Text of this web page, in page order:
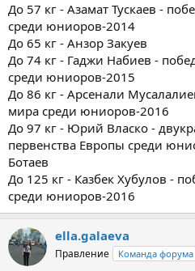
До 57 кг - Азамат Тускаев -
среди юниоров-2014
До 65 кг - Анзор Закуев
До 74 кг - Гаджи Набиев -
среди юниоров-2015
До 86 кг - Арсенали
мира среди юниоров-2016
До 97 кг - Юрий Власко -
первенства Европы среди
Ботаев
До 125 кг - Казбек Хубулов -
среди юниоров-2016
ella.galaeva
Правление Команда форума